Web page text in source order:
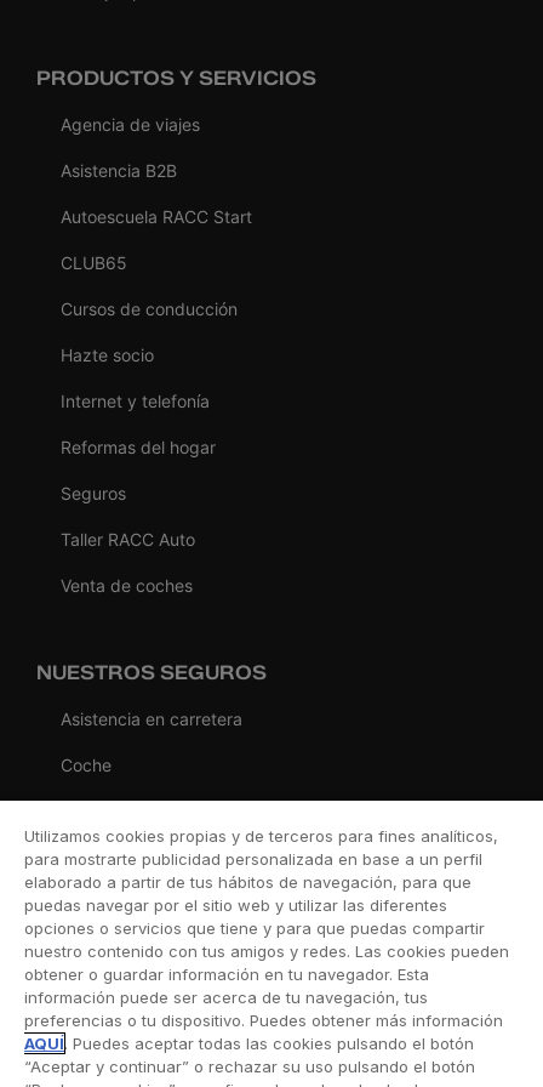
PRODUCTOS Y SERVICIOS
Agencia de viajes
Asistencia B2B
Autoescuela RACC Start
CLUB65
Cursos de conducción
Hazte socio
Internet y telefonía
Reformas del hogar
Seguros
Taller RACC Auto
Venta de coches
NUESTROS SEGUROS
Asistencia en carretera
Coche
Viaje
Hogar
Vida
Decesos
Dental
Utilizamos cookies propias y de terceros para fines analíticos,
para mostrarte publicidad personalizada en base a un perfil
elaborado a partir de tus hábitos de navegación, para que
puedas navegar por el sitio web y utilizar las diferentes
opciones o servicios que tiene y para que puedas compartir
nuestro contenido con tus amigos y redes. Las cookies pueden
obtener o guardar información en tu navegador. Esta
información puede ser acerca de tu navegación, tus
preferencias o tu dispositivo. Puedes obtener más información
AQUÍ. Puedes aceptar todas las cookies pulsando el botón
“Aceptar y continuar” o rechazar su uso pulsando el botón